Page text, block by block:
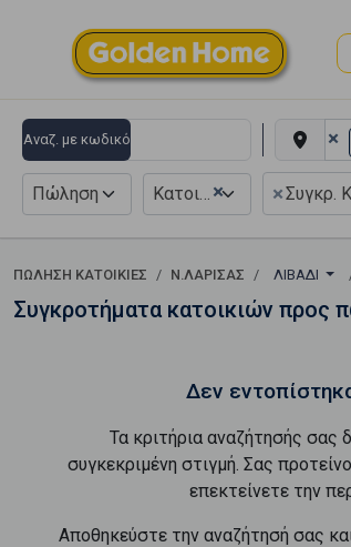
Αναζ. με κωδικό ×
Πώληση ×
Κατοικία ×Συγκρ.
ΠΏΛΗΣΗ ΚΑΤΟΙΚΊΕΣ Ν.ΛΑΡΙΣΑΣ ΛΙΒΑΔΙ
Συγκροτήματα κατοικιών προς
Δεν
Τα κριτήρια αναζήτησής
συγκεκριμένη στιγμή. Σας
επεκτείνετε την
Αποθηκεύστε την αναζήτησή σας